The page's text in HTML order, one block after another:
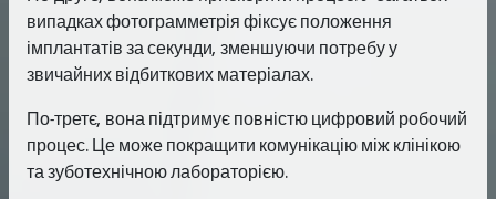
випадках фотограмметрія фіксує положення
імплантатів за секунди, зменшуючи потребу у
звичайних відбиткових матеріалах.
По-третє, вона підтримує повністю цифровий робочий
процес. Це може покращити комунікацію між клінікою
та зуботехнічною лабораторією.